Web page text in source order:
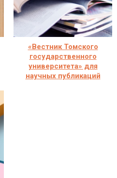
«Вестник Томского
государственного
университета» для
научных публикаций